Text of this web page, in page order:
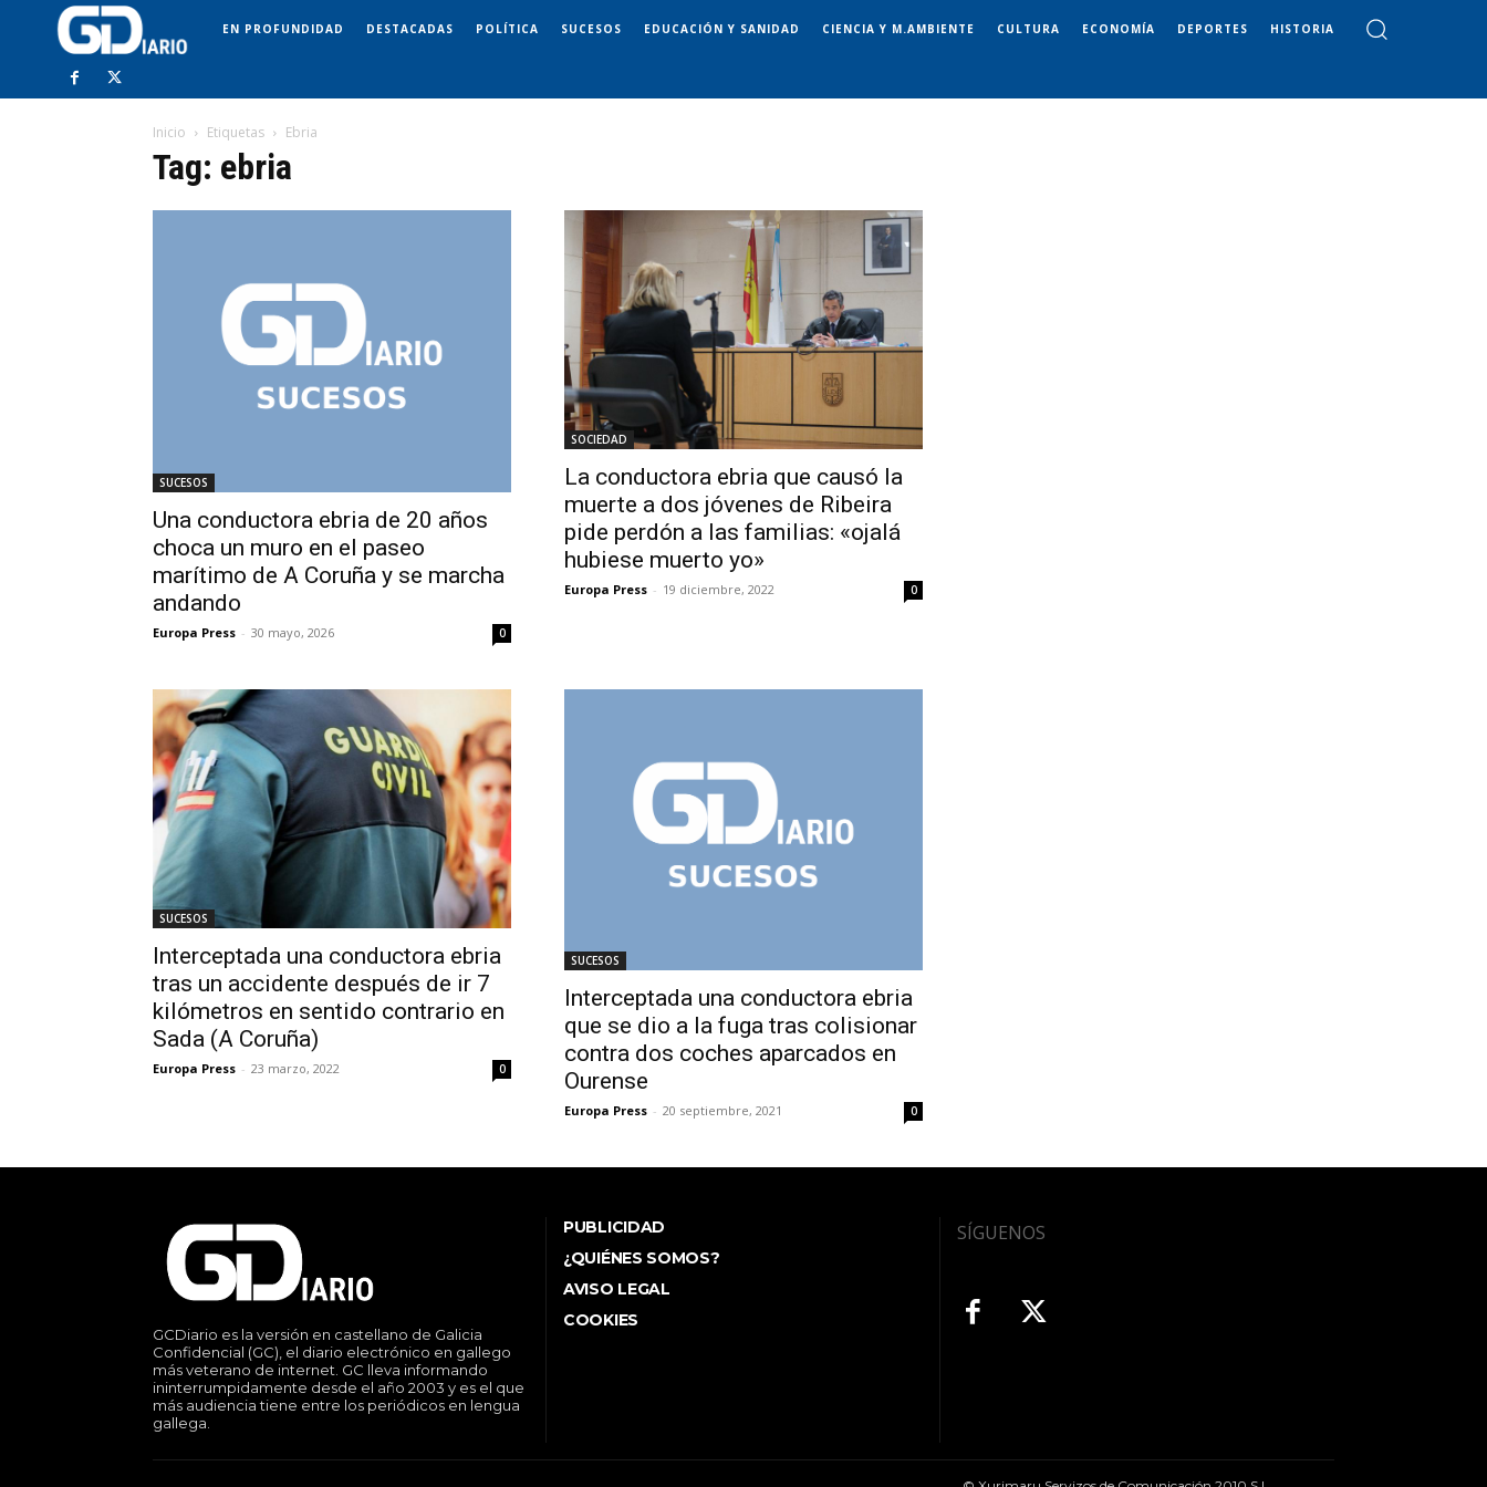
EN PROFUNDIDAD DESTACADAS POLÍTICA SUCESOS EDUCACIÓN Y SANIDAD CIENCIA Y M.AMBIENTE CULTURA ECONOMÍA DEPORTES HISTORIA
Inicio Etiquetas Ebria
Tag: ebria
SUCESOS
Una conductora ebria de 20 años
choca un muro en el paseo
marítimo de A Coruña y se marcha
andando
Europa Press - 30 mayo, 2026 0
SOCIEDAD
La conductora ebria que causó la
muerte a dos jóvenes de Ribeira
pide perdón a las familias: «ojalá
hubiese muerto yo»
Europa Press - 19 diciembre, 2022 0
SUCESOS
Interceptada una conductora ebria
tras un accidente después de ir 7
kilómetros en sentido contrario en
Sada (A Coruña)
Europa Press - 23 marzo, 2022 0
SUCESOS
Interceptada una conductora ebria
que se dio a la fuga tras colisionar
contra dos coches aparcados en
Ourense
Europa Press - 20 septiembre, 2021 0
GCDiario es la versión en castellano de Galicia
Confidencial (GC), el diario electrónico en gallego
más veterano de internet. GC lleva informando
ininterrumpidamente desde el año 2003 y es el que
más audiencia tiene entre los periódicos en lengua
gallega.
PUBLICIDAD
¿QUIÉNES SOMOS?
AVISO LEGAL
COOKIES
SÍGUENOS